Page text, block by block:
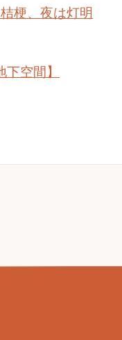
梗、夜は灯明
空間】